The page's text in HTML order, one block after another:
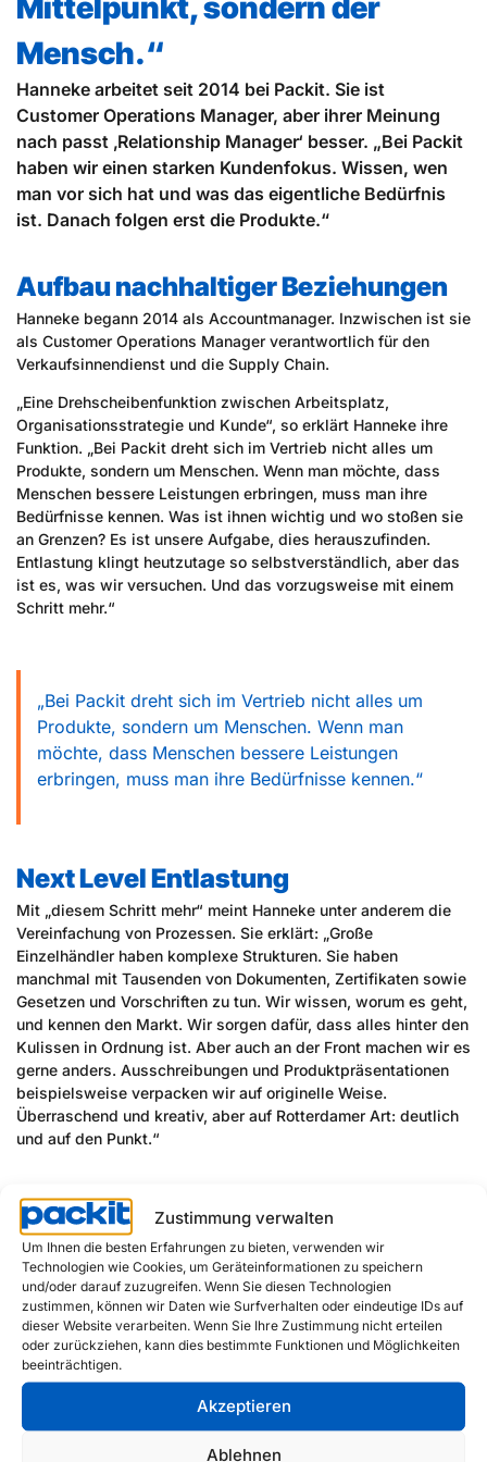
Zustimmung verwalten
Um Ihnen die besten Erfahrungen zu bieten, verwenden wir
Technologien wie Cookies, um Geräteinformationen zu speichern
und/oder darauf zuzugreifen. Wenn Sie diesen Technologien
zustimmen, können wir Daten wie Surfverhalten oder eindeutige IDs auf
dieser Website verarbeiten. Wenn Sie Ihre Zustimmung nicht erteilen
oder zurückziehen, kann dies bestimmte Funktionen und Möglichkeiten
beeinträchtigen.
Akzeptieren
Ablehnen
Mittelpunkt, sondern der
Mensch.“
Hanneke arbeitet seit 2014 bei Packit. Sie ist
Customer Operations Manager, aber ihrer Meinung
nach passt ‚Relationship Manager‘ besser. „Bei Packit
haben wir einen starken Kundenfokus. Wissen, wen
man vor sich hat und was das eigentliche Bedürfnis
ist. Danach folgen erst die Produkte.“
Aufbau nachhaltiger Beziehungen
Hanneke begann 2014 als Accountmanager. Inzwischen ist sie
als Customer Operations Manager verantwortlich für den
Verkaufsinnendienst und die Supply Chain.
„Eine Drehscheibenfunktion zwischen Arbeitsplatz,
Organisationsstrategie und Kunde“, so erklärt Hanneke ihre
Funktion. „Bei Packit dreht sich im Vertrieb nicht alles um
Produkte, sondern um Menschen. Wenn man möchte, dass
Menschen bessere Leistungen erbringen, muss man ihre
Bedürfnisse kennen. Was ist ihnen wichtig und wo stoßen sie
an Grenzen? Es ist unsere Aufgabe, dies herauszufinden.
Entlastung klingt heutzutage so selbstverständlich, aber das
ist es, was wir versuchen. Und das vorzugsweise mit einem
Schritt mehr.“
„Bei Packit dreht sich im Vertrieb nicht alles um
Produkte, sondern um Menschen. Wenn man
möchte, dass Menschen bessere Leistungen
erbringen, muss man ihre Bedürfnisse kennen.“
Next Level Entlastung
Mit „diesem Schritt mehr“ meint Hanneke unter anderem die
Vereinfachung von Prozessen. Sie erklärt: „Große
Einzelhändler haben komplexe Strukturen. Sie haben
manchmal mit Tausenden von Dokumenten, Zertifikaten sowie
Gesetzen und Vorschriften zu tun. Wir wissen, worum es geht,
und kennen den Markt. Wir sorgen dafür, dass alles hinter den
Kulissen in Ordnung ist. Aber auch an der Front machen wir es
gerne anders. Ausschreibungen und Produktpräsentationen
beispielsweise verpacken wir auf originelle Weise.
Überraschend und kreativ, aber auf Rotterdamer Art: deutlich
und auf den Punkt.“
Offene Kultur
„Das ist es, wer wir sind. Auch als Kollegen untereinander“,
fährt Hanneke fort. „Hier herrscht eine informelle
Arbeitsatmosphäre, aber wir sind im richtigen Moment ernst.
Wir haben Spaß an dem, was wir tun, und das führt zu
anderen Gesprächen. Auch mit Kunden. Viele von ihnen
kommen schon seit Jahren zu uns. Dann geht es nicht nur um
Müllsäcke, sondern auch um die Ergebnisse des Fußballs. Der
Die offene Kultur sorgt laut Hanneke auch dafür, dass die